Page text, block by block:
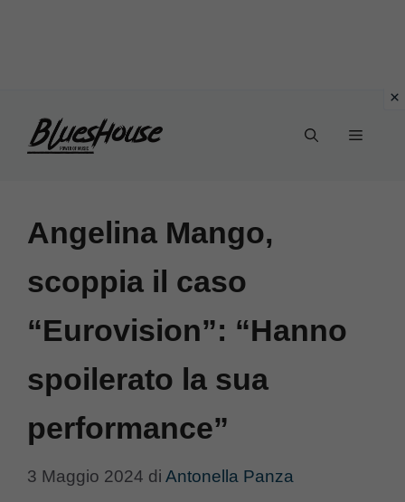
Menu
Angelina Mango,
scoppia il caso
“Eurovision”: “Hanno
spoilerato la sua
performance”
3 Maggio 2024 di Antonella Panza